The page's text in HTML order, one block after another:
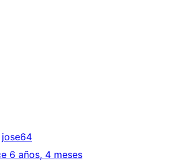
jose64
6 años, 4 meses